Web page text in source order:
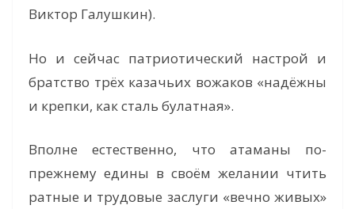
Виктор Галушкин).
Но и сейчас патриотический настрой и
братство трёх казачьих вожаков «надёжны
и крепки, как сталь булатная».
Вполне естественно, что атаманы по-
прежнему едины в своём желании чтить
ратные и трудовые заслуги «вечно живых»